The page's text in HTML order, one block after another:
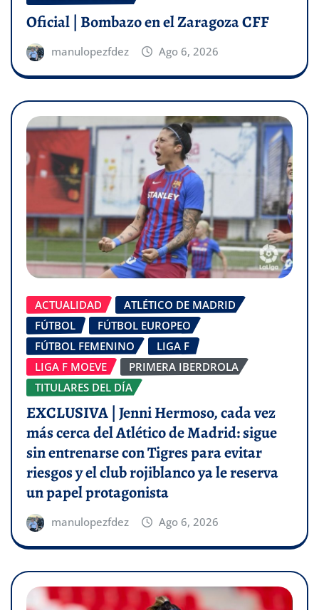
Oficial | Bombazo en el Zaragoza CFF
manulopezfdez Ago 6, 2026
ACTUALIDAD
ATLÉTICO DE MADRID
FÚTBOL
FÚTBOL EUROPEO
FÚTBOL FEMENINO
LIGA F
LIGA F MOEVE
PRIMERA IBERDROLA
TITULARES DEL DÍA
EXCLUSIVA | Jenni Hermoso, cada vez
más cerca del Atlético de Madrid: sigue
sin entrenarse con Tigres para evitar
riesgos y el club rojiblanco ya le reserva
un papel protagonista
manulopezfdez Ago 6, 2026